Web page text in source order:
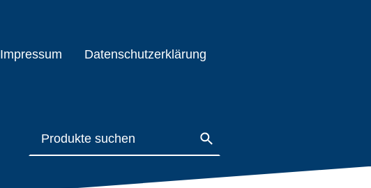
Impressum Datenschutzerklärung